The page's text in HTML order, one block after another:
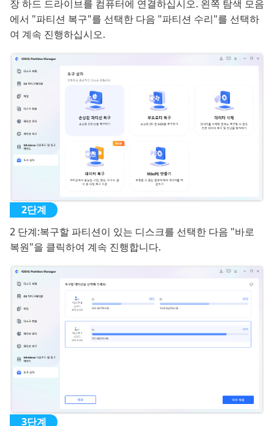
장 하드 드라이브를 컴퓨터에 연결하십시오. 왼쪽 탐색 모음
에서 "파티션 복구"를 선택한 다음 "파티션 수리"를 선택하
여 계속 진행하십시오.
2 단계:복구할 파티션이 있는 디스크를 선택한 다음 "바로
복원"을 클릭하여 계속 진행합니다.